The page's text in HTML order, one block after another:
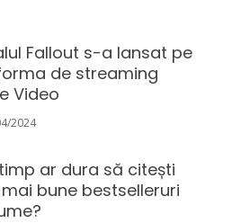
Fallout s-a lansat pe
de streaming
Video
2024
ar dura să citești
bune bestselleruri